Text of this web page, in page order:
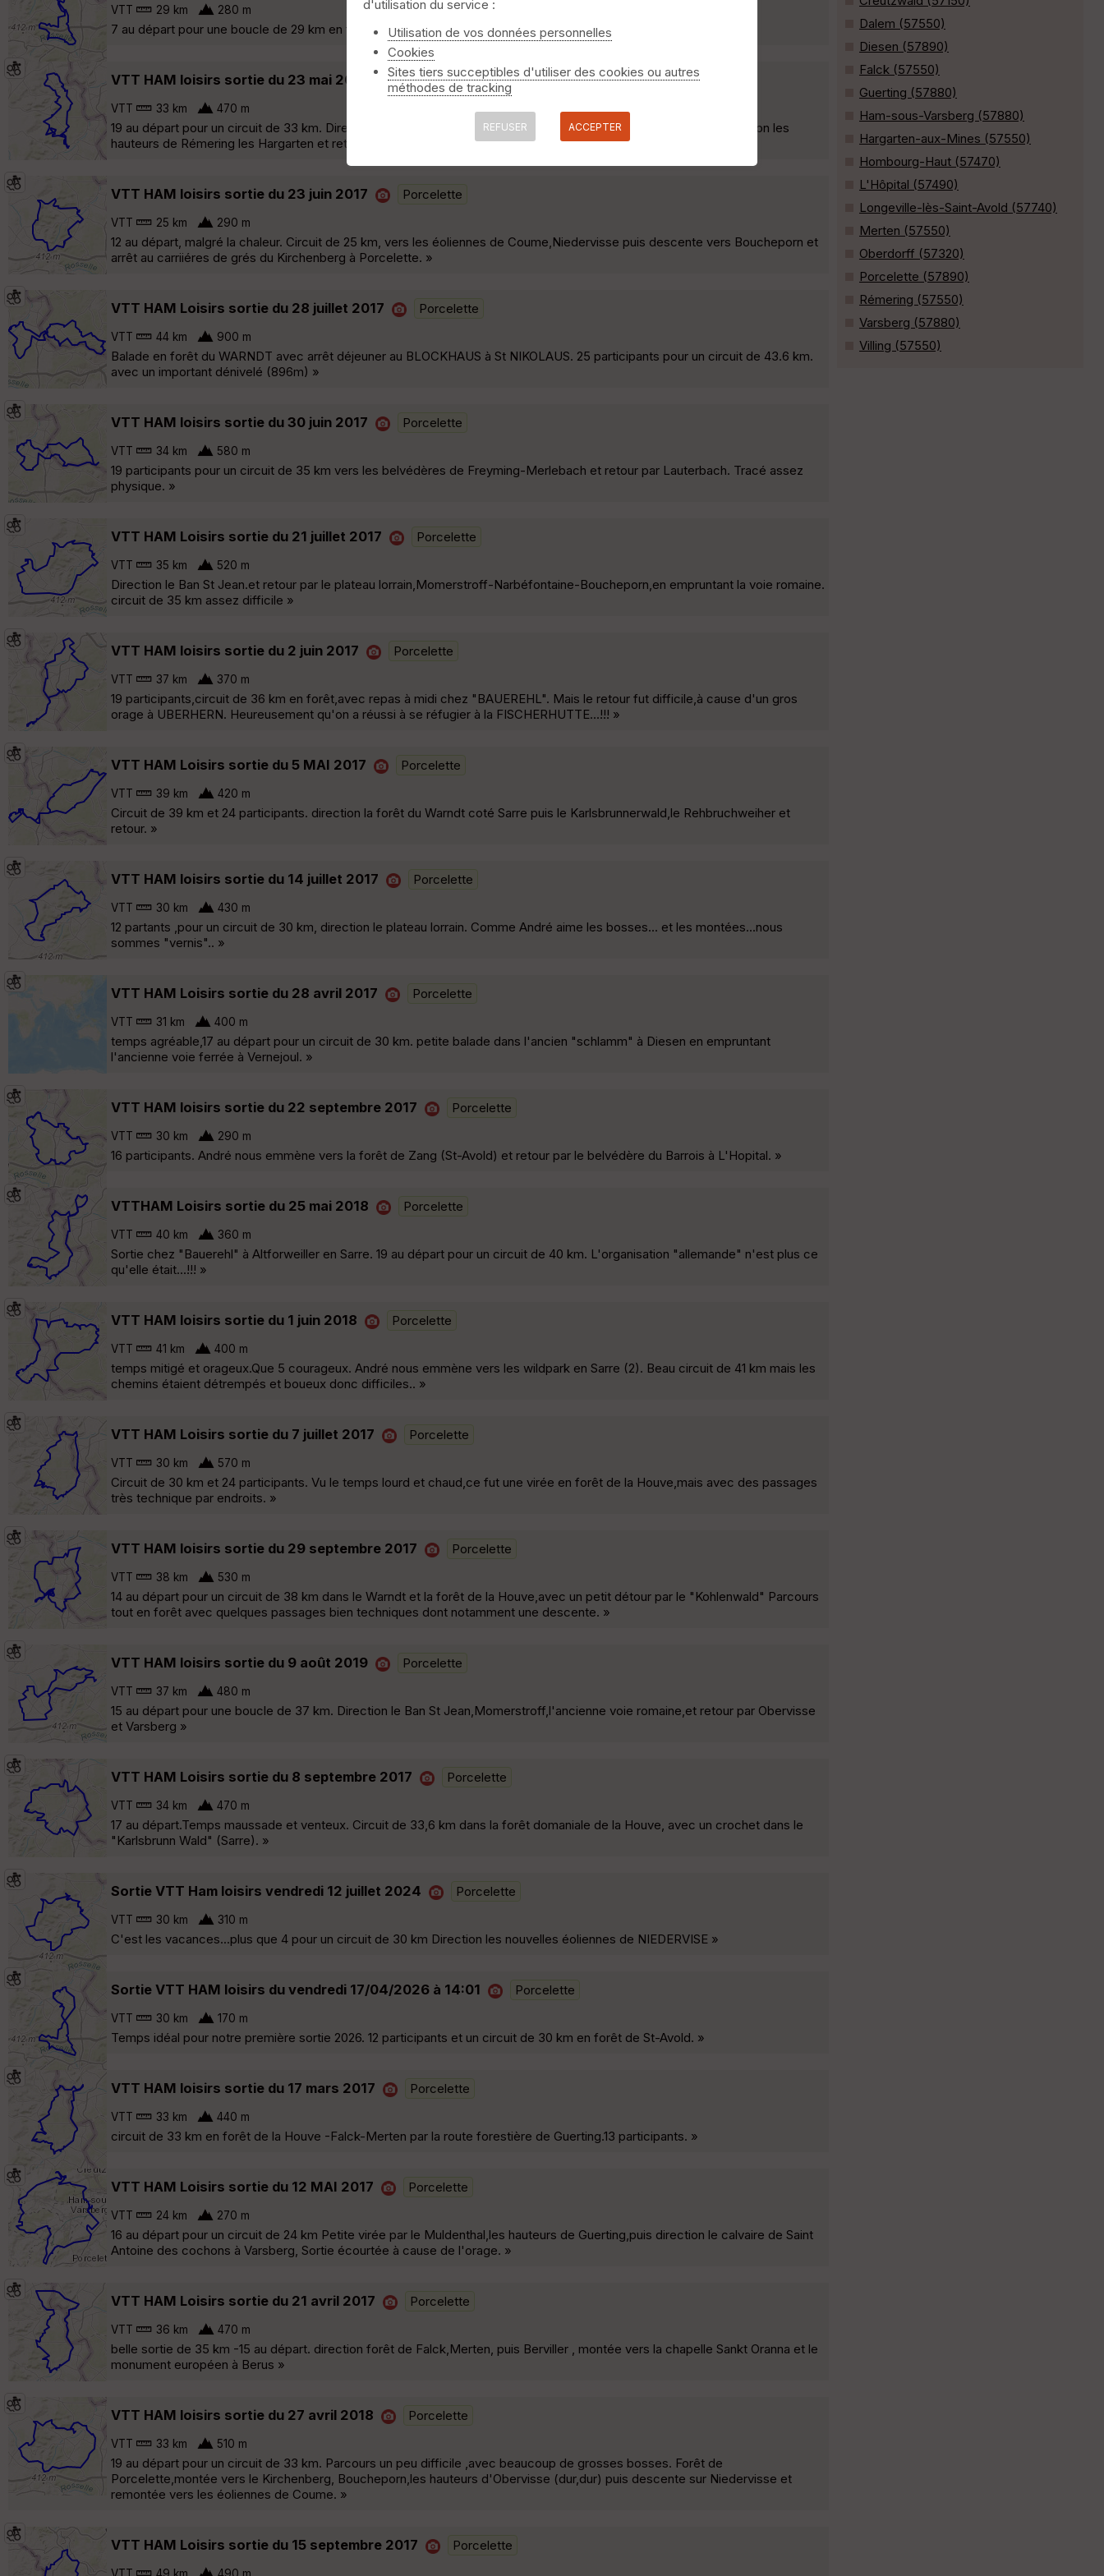
VTT 29 km 280 m
7 au départ pour une boucle de 29 km en forêt de Saint Avold temps agréable, la grosse chaleur est passée. »
VTT HAM loisirs sortie du 23 mai 2017 Porcelette
VTT 33 km 470 m
19 au départ pour un circuit de 33 km. Direction le Muldenthal, descente vers Falck,la forêt de la Houve puis direction les
hauteurs de Rémering les Hargarten et retour par Merten. »
VTT HAM loisirs sortie du 23 juin 2017 Porcelette
VTT 25 km 290 m
12 au départ, malgré la chaleur. Circuit de 25 km, vers les éoliennes de Coume,Niedervisse puis descente vers Boucheporn et
arrêt au carriiéres de grés du Kirchenberg à Porcelette. »
VTT HAM Loisirs sortie du 28 juillet 2017 Porcelette
VTT 44 km 900 m
Balade en forêt du WARNDT avec arrêt déjeuner au BLOCKHAUS à St NIKOLAUS. 25 participants pour un circuit de 43.6 km.
avec un important dénivelé (896m) »
VTT HAM loisirs sortie du 30 juin 2017 Porcelette
VTT 34 km 580 m
19 participants pour un circuit de 35 km vers les belvédères de Freyming-Merlebach et retour par Lauterbach. Tracé assez
physique. »
VTT HAM Loisirs sortie du 21 juillet 2017 Porcelette
VTT 35 km 520 m
Direction le Ban St Jean.et retour par le plateau lorrain,Momerstroff-Narbéfontaine-Boucheporn,en empruntant la voie romaine.
circuit de 35 km assez difficile »
VTT HAM loisirs sortie du 2 juin 2017 Porcelette
VTT 37 km 370 m
19 participants,circuit de 36 km en forêt,avec repas à midi chez "BAUEREHL". Mais le retour fut difficile,à cause d'un gros
orage à UBERHERN. Heureusement qu'on a réussi à se réfugier à la FISCHERHUTTE...!!! »
VTT HAM Loisirs sortie du 5 MAI 2017 Porcelette
VTT 39 km 420 m
Circuit de 39 km et 24 participants. direction la forêt du Warndt coté Sarre puis le Karlsbrunnerwald,le Rehbruchweiher et
retour. »
VTT HAM loisirs sortie du 14 juillet 2017 Porcelette
VTT 30 km 430 m
12 partants ,pour un circuit de 30 km, direction le plateau lorrain. Comme André aime les bosses... et les montées...nous
sommes "vernis".. »
VTT HAM Loisirs sortie du 28 avril 2017 Porcelette
VTT 31 km 400 m
temps agréable,17 au départ pour un circuit de 30 km. petite balade dans l'ancien "schlamm" à Diesen en empruntant
l'ancienne voie ferrée à Vernejoul. »
VTT HAM loisirs sortie du 22 septembre 2017 Porcelette
VTT 30 km 290 m
16 participants. André nous emmène vers la forêt de Zang (St-Avold) et retour par le belvédère du Barrois à L'Hopital. »
VTTHAM Loisirs sortie du 25 mai 2018 Porcelette
VTT 40 km 360 m
Sortie chez "Bauerehl" à Altforweiller en Sarre. 19 au départ pour un circuit de 40 km. L'organisation "allemande" n'est plus ce
qu'elle était...!!! »
VTT HAM loisirs sortie du 1 juin 2018 Porcelette
VTT 41 km 400 m
temps mitigé et orageux.Que 5 courageux. André nous emmène vers les wildpark en Sarre (2). Beau circuit de 41 km mais les
chemins étaient détrempés et boueux donc difficiles.. »
VTT HAM Loisirs sortie du 7 juillet 2017 Porcelette
VTT 30 km 570 m
Circuit de 30 km et 24 participants. Vu le temps lourd et chaud,ce fut une virée en forêt de la Houve,mais avec des passages
très technique par endroits. »
VTT HAM loisirs sortie du 29 septembre 2017 Porcelette
VTT 38 km 530 m
14 au départ pour un circuit de 38 km dans le Warndt et la forêt de la Houve,avec un petit détour par le "Kohlenwald" Parcours
tout en forêt avec quelques passages bien techniques dont notamment une descente. »
VTT HAM loisirs sortie du 9 août 2019 Porcelette
VTT 37 km 480 m
15 au départ pour une boucle de 37 km. Direction le Ban St Jean,Momerstroff,l'ancienne voie romaine,et retour par Obervisse
et Varsberg »
VTT HAM Loisirs sortie du 8 septembre 2017 Porcelette
VTT 34 km 470 m
17 au départ.Temps maussade et venteux. Circuit de 33,6 km dans la forêt domaniale de la Houve, avec un crochet dans le
"Karlsbrunn Wald" (Sarre). »
Sortie VTT Ham loisirs vendredi 12 juillet 2024 Porcelette
VTT 30 km 310 m
C'est les vacances...plus que 4 pour un circuit de 30 km Direction les nouvelles éoliennes de NIEDERVISE »
Sortie VTT HAM loisirs du vendredi 17/04/2026 à 14:01 Porcelette
VTT 30 km 170 m
Temps idéal pour notre première sortie 2026. 12 participants et un circuit de 30 km en forêt de St-Avold. »
VTT HAM loisirs sortie du 17 mars 2017 Porcelette
VTT 33 km 440 m
circuit de 33 km en forêt de la Houve -Falck-Merten par la route forestière de Guerting.13 participants. »
VTT HAM Loisirs sortie du 12 MAI 2017 Porcelette
VTT 24 km 270 m
16 au départ pour un circuit de 24 km Petite virée par le Muldenthal,les hauteurs de Guerting,puis direction le calvaire de Saint
Antoine des cochons à Varsberg, Sortie écourtée à cause de l'orage. »
VTT HAM Loisirs sortie du 21 avril 2017 Porcelette
VTT 36 km 470 m
belle sortie de 35 km -15 au départ. direction forêt de Falck,Merten, puis Berviller , montée vers la chapelle Sankt Oranna et le
monument européen à Berus »
VTT HAM loisirs sortie du 27 avril 2018 Porcelette
VTT 33 km 510 m
19 au départ pour un circuit de 33 km. Parcours un peu difficile ,avec beaucoup de grosses bosses. Forêt de
Porcelette,montée vers le Kirchenberg, Boucheporn,les hauteurs d'Obervisse (dur,dur) puis descente sur Niedervisse et
remontée vers les éoliennes de Coume. »
VTT HAM Loisirs sortie du 15 septembre 2017 Porcelette
VTT 49 km 490 m
Dalem (57550)
Diesen (57890)
Falck (57550)
Guerting (57880)
Ham-sous-Varsberg (57880)
Hargarten-aux-Mines (57550)
Hombourg-Haut (57470)
L'Hôpital (57490)
Longeville-lès-Saint-Avold (57740)
Merten (57550)
Oberdorff (57320)
Porcelette (57890)
Rémering (57550)
Varsberg (57880)
Villing (57550)
d'utilisation du service :
Utilisation de vos données personnelles
Cookies
Sites tiers succeptibles d'utiliser des cookies ou autres
méthodes de tracking
REFUSER ACCEPTER